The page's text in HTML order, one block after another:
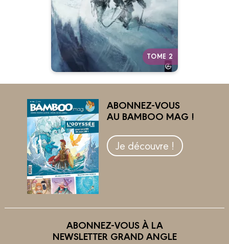
TOME 2
Date de parution :
12/02/2014
Autres tomes
ABONNEZ-VOUS
AU BAMBOO MAG !
Je découvre !
ABONNEZ-VOUS À LA
NEWSLETTER GRAND ANGLE